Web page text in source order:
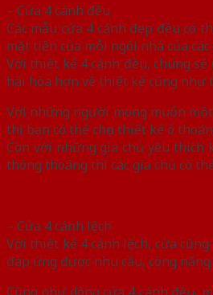
– Cửa 4 cánh đều
Các mẫu cửa 4 cánh đẹp đều có
mặt tiền của mỗi ngôi nhà của
Với thiết kế 4 cánh đều, chúng
hài hòa hơn về thiết kế cũng như
Với những người mong muốn
thì bạn có thể chọn thiết kế ô
Còn với những gia chủ yêu thích
thông thoáng thì các gia chủ có
– Cửa 4 cánh lệch
Với thiết kế 4 cánh lệch, cửa
đáp ứng được nhu cầu, công